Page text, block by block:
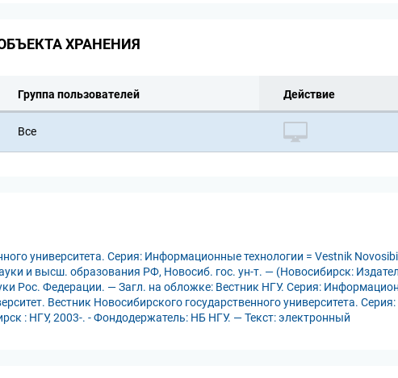
ХРАНЕНИЯ
Группа пользователей Действие
Все
университета. Серия: Информационные технологии = Vestnik
и высш. образования РФ, Новосиб. гос. ун-т. — (Новосибирск:
Рос. Федерации. — Загл. на обложке: Вестник НГУ. Серия:
Вестник Новосибирского государственного университета.
: НГУ, 2003-. - Фондодержатель: НБ НГУ. — Текст: электронный